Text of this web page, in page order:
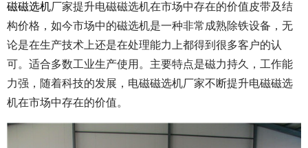
磁磁选机厂家提升电磁磁选机在市场中存在的价值皮带及结
构价格，如今市场中的磁选机是一种非常成熟除铁设备，无
论是在生产技术上还是在处理能力上都得到很多客户的认
可。适合多数工业生产使用。主要特点是磁力持久，工作能
力强，随着科技的发展，电磁磁选机厂家不断提升电磁磁选
机在市场中存在的价值。